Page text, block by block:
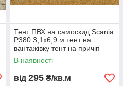
Тент ПВХ на самоскид Scania
P380 3,1х6,9 м тент на
вантажівку тент на причіп
водонепроникний
автомобільний тент для
В наявності
від 295 ₴/кв.м